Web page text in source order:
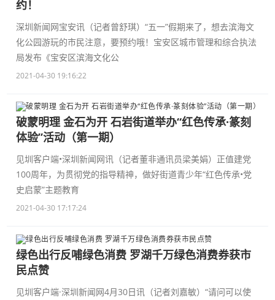
约！
深圳新闻网宝安讯（记者曾舒琪）“五一”假期来了，想去滨海文
化公园游玩的市民注意，要预约哦！宝安区城市管理和综合执法
局发布《宝安区滨海文化公
2021-04-30 19:16:22
破蒙明理 金石为开 石岩街道举办“红色传承·篆刻
体验”活动（第一期）
见圳客户端•深圳新闻网讯（记者董非通讯员梁美娟）正值建党
100周年，为贯彻党的指导精神，做好街道青少年“红色传承•党
史启蒙”主题教育
2021-04-30 17:17:24
绿色出行反哺绿色消费 罗湖千万绿色消费券获市
民点赞
见圳客户端·深圳新闻网4月30日讯（记者刘嘉敏）“请问可以使